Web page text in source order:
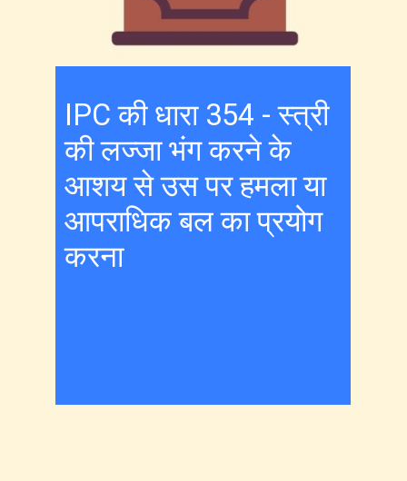
IPC की धारा 354 - स्त्री
की लज्जा भंग करने के
आशय से उस पर हमला या
आपराधिक बल का प्रयोग
करना